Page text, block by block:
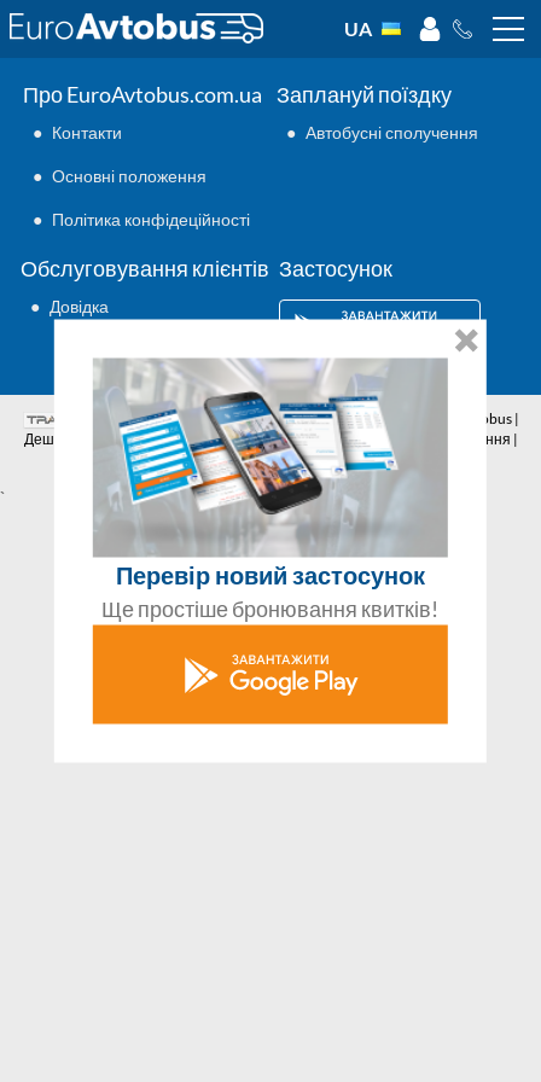
UA
Про EuroAvtobus.com.ua
● Контакти
● Основні положення
● Політика конфідеційності
Заплануй поїздку
● Автобусні сполучення
Обслуговування клієнтів
● Довідка
Застосунок
Аутсорсинг ІТ © 2026 | Всі права захищено | EuroAvtobus |
Дешеві автобусні квитки онлайн | Внутрішні та міжнародні перевезення |
Автобусні сполучення | Подорожі автобусами
`
Перевір новий застосунок
Ще простіше бронювання квитків!